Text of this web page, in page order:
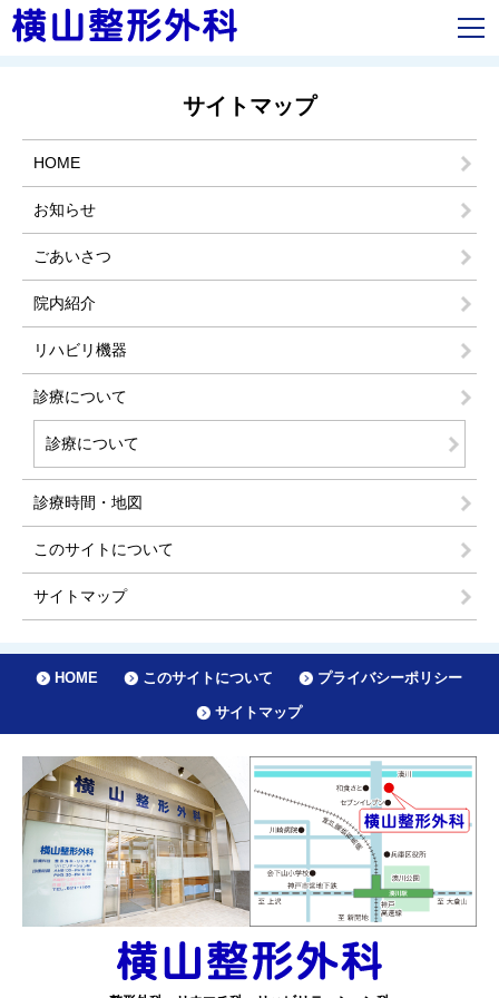
サイトマップ
HOME
お知らせ
ごあいさつ
院内紹介
リハビリ機器
診療について
診療について
診療時間・地図
このサイトについて
サイトマップ
HOME このサイトについて プライバシーポリシー
サイトマップ